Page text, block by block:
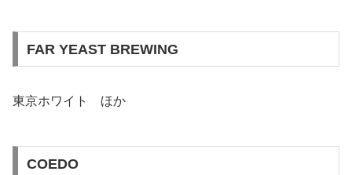
FAR YEAST BREWING
東京ホワイト ほか
COEDO